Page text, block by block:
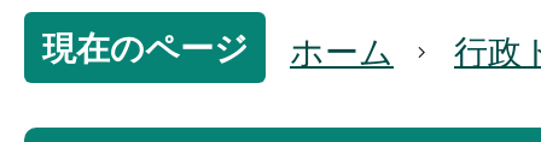
現在のページ ホーム 行政